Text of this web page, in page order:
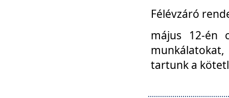
Félévzáró
május 12-én
tartunk a